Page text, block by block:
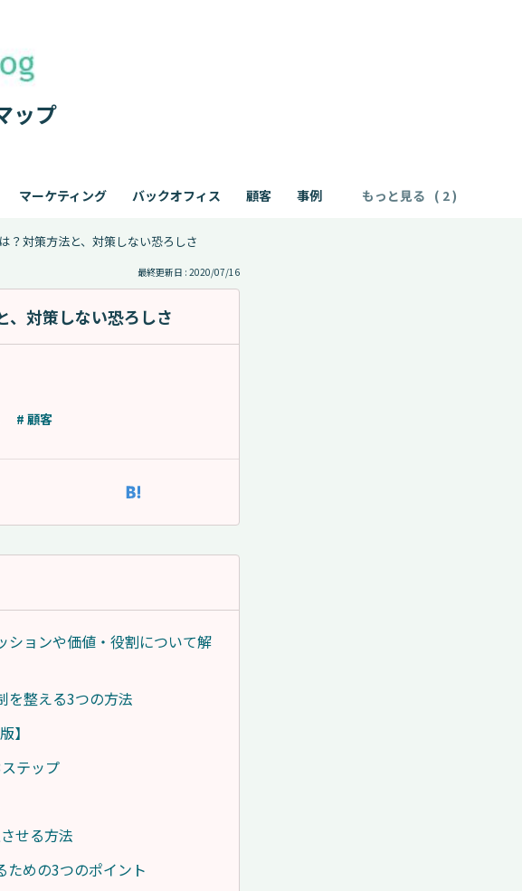
ップ
マーケティング バックオフィス 顧客 事例 もっと見る
？対策方法と、対策しない恐ろしさ
最終更新日 : 2020/07/16
、対策しない恐ろしさ
# 顧客
ションや価値・役割について解
を整える3つの方法
】
テップ
せる方法
ための3つのポイント